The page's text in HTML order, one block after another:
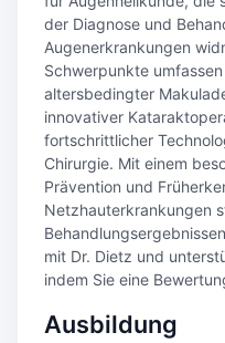
der Diagnose und
Augenerkrankungen
Schwerpunkte
altersbedingter
innovativer
fortschrittlicher
Chirurgie. Mit einem
Prävention und
Netzhauterkrankungen
mit Dr. Dietz und
indem Sie eine
Ausbildung